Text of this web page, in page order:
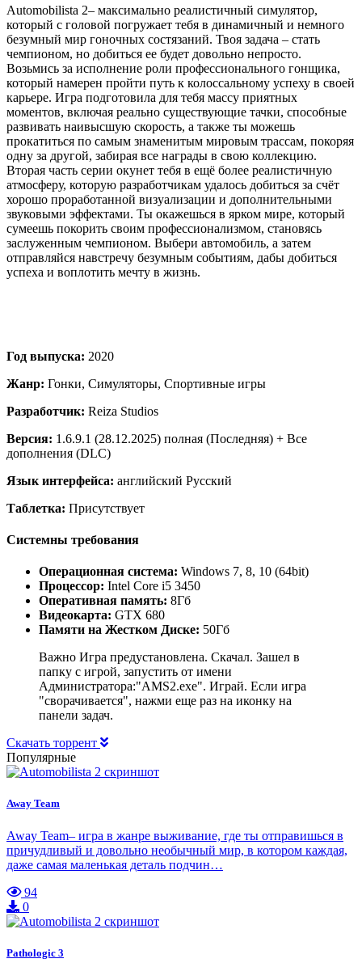
Automobilista 2– максимально реалистичный симулятор,
который с головой погружает тебя в динамичный и немного
безумный мир гоночных состязаний. Твоя задача – стать
чемпионом, но добиться ее будет довольно непросто.
Возьмись за исполнение роли профессионального гонщика,
который намерен пройти путь к колоссальному успеху в своей
карьере. Игра подготовила для тебя массу приятных
моментов, включая реально существующие тачки, способные
развивать наивысшую скорость, а также ты можешь
прокатиться по самым знаменитым мировым трассам, покоряя
одну за другой, забирая все награды в свою коллекцию.
Вторая часть серии окунет тебя в ещё более реалистичную
атмосферу, которую разработчикам удалось добиться за счёт
хорошо проработанной визуализации и дополнительными
звуковыми эффектами. Ты окажешься в ярком мире, который
сумеешь покорить своим профессионализмом, становясь
заслуженным чемпионом. Выбери автомобиль, а затем
отправляйся навстречу безумным событиям, дабы добиться
успеха и воплотить мечту в жизнь.
Год выпуска: 2020
Жанр: Гонки, Симуляторы, Спортивные игры
Разработчик: Reiza Studios
Версия: 1.6.9.1 (28.12.2025) полная (Последняя) + Все
дополнения (DLC)
Язык интерфейса: английский Русский
Таблетка: Присутствует
Системны требования
Операционная система: Windows 7, 8, 10 (64bit)
Процессор: Intel Core i5 3450
Оперативная память: 8Гб
Видеокарта: GTX 680
Памяти на Жестком Диске: 50Гб
Важно Игра предустановлена. Скачал. Зашел в
папку с игрой, запустить от имени
Администратора:"AMS2.exe". Играй. Если игра
"сворачивается", нажми еще раз на иконку на
панели задач.
Скачать торрент
Популярные
Away Team
Away Team– игра в жанре выживание, где ты отправишься в
причудливый и довольно необычный мир, в котором каждая,
даже самая маленькая деталь подчин…
94
0
Pathologic 3